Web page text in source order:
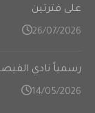
على فترتين
26/07/2026
رسمياً نادي
14/05/2026